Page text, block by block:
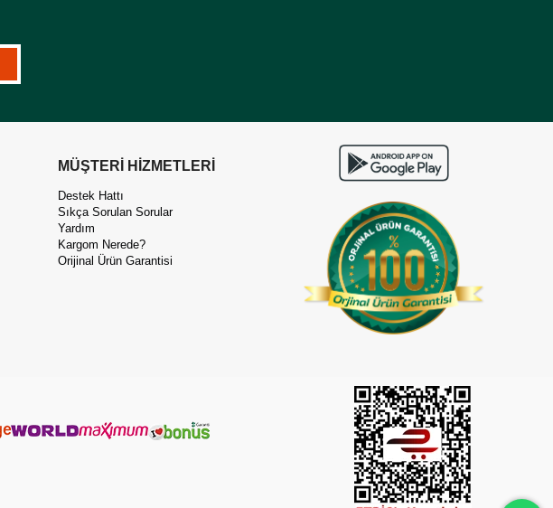
MÜŞTERİ HİZMETLERİ
Destek Hattı
Sıkça Sorulan Sorular
Yardım
Kargom Nerede?
Orijinal Ürün Garantisi